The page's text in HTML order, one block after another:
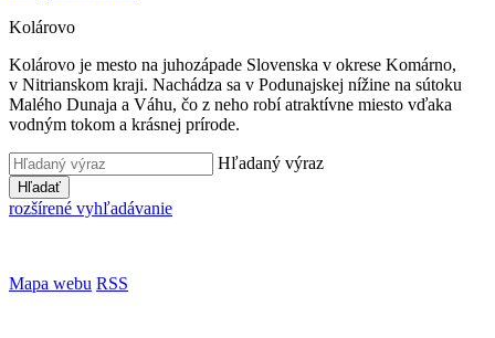
Kolárovo
Kolárovo je mesto na juhozápade Slovenska v okrese Komárno,
v Nitrianskom kraji. Nachádza sa v Podunajskej nížine na sútoku
Malého Dunaja a Váhu, čo z neho robí atraktívne miesto vďaka
vodným tokom a krásnej prírode.
Hľadaný výraz
Hľadať
rozšírené vyhľadávanie
Mapa webu RSS